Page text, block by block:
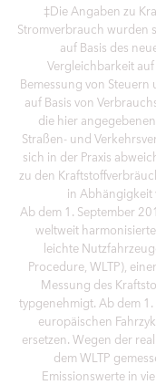
‡Die Angaben zu
Stromverbrauch wurden
auf Basis des
Vergleichbarkeit
Bemessung von
auf Basis von
die hier
Straßen- und
sich in der Praxis
zu den
in Abhängigkeit
Ab dem 1. September
weltweit
leichte
Procedure, WLTP),
Messung des
typgenehmigt. Ab dem
europäischen
ersetzen. Wegen der
dem WLTP
Emissionswerte in